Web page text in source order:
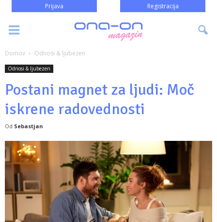
Prijava Registracija
Domov Odnosi & ljubezen
Odnosi & ljubezen
Postani magnet za ljudi: Moč
iskrene radovednosti
Od Sebastjan